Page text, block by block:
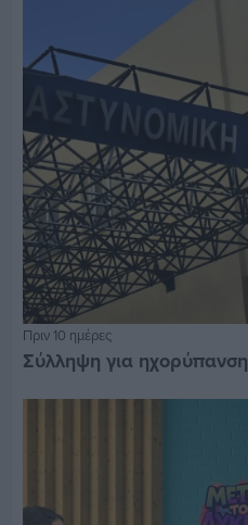
Πριν 10 ημέρες
Σύλληψη για ηχορύπανση